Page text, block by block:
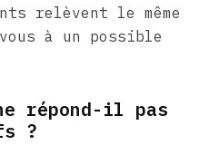
relèvent le même
à un possible
répond-il pas
?